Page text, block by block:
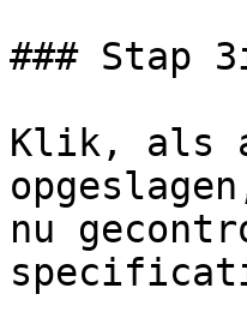
### Stap
Klik, als
nu